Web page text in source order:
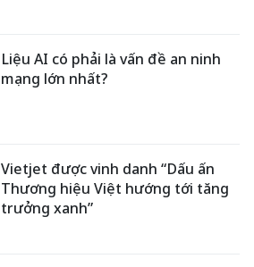
Liệu AI có phải là vấn đề an ninh
mạng lớn nhất?
Vietjet được vinh danh “Dấu ấn
Thương hiệu Việt hướng tới tăng
trưởng xanh”